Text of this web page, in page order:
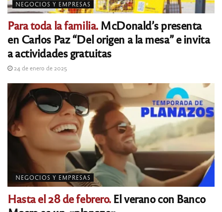
NEGOCIOS Y EMPRESAS
Para toda la familia.McDonald’s presenta
en Carlos Paz “Del origen a la mesa” e invita
a actividades gratuitas
24 de enero de 2025
NEGOCIOS Y EMPRESAS
Hasta el 28 de febrero.El verano con Banco